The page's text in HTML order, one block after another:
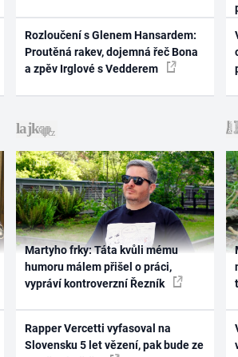
Rozloučení s Glenem Hansardem:
Proutěná rakev, dojemná řeč Bona
a zpěv Irglové s Vedderem
Martyho frky: Táta kvůli mému
humoru málem přišel o práci,
vypráví kontroverzní Řezník
Rapper Vercetti vyfasoval na
Slovensku 5 let vězení, pak bude ze